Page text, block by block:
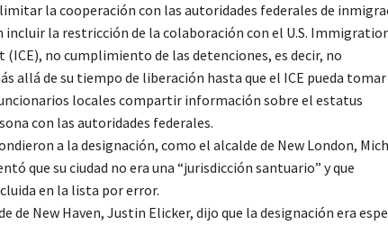
la cooperación con las autoridades federales de
incluir la restricción de la colaboración con el U.S.
no cumplimiento de las detenciones, es decir, no
allá de su tiempo de liberación hasta que el ICE pueda
locales compartir información sobre el estatus
con las autoridades federales.
a la designación, como el alcalde de New London,
que su ciudad no era una “jurisdicción santuario” y que
en la lista por error.
de New Haven, Justin Elicker, dijo que la designación era